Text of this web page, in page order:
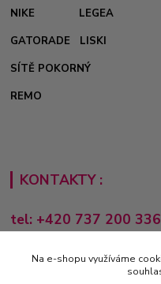
NIKE
LEGEA
GATORADE
LISKI
SÍTĚ POKORNÝ
REMO
KONTAKTY :
tel: +420 737 200 336
Pondělí-Pátek: 8 - 17 hodin
obchod@e-sporting.cz
Na e-shopu využíváme